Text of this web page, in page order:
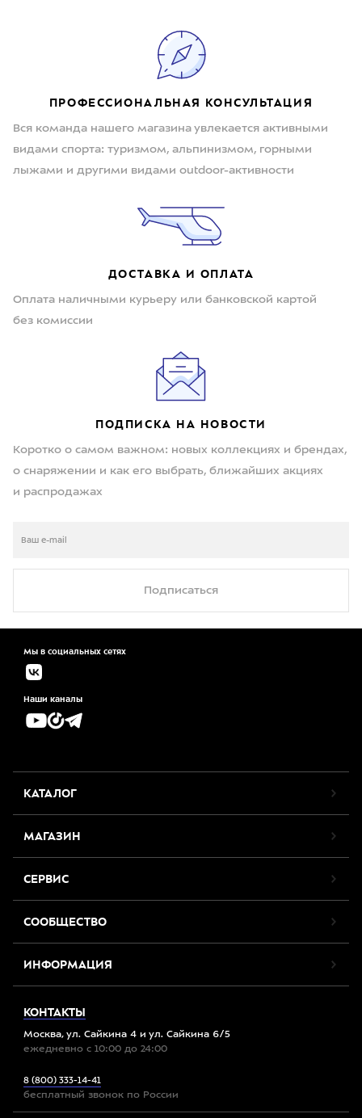
ПРОФЕССИОНАЛЬНАЯ КОНСУЛЬТАЦИЯ
Вся команда нашего магазина увлекается активными
видами спорта: туризмом, альпинизмом, горными
лыжами и другими видами outdoor-активности
ДОСТАВКА И ОПЛАТА
Оплата наличными курьеру или банковской картой
без комиссии
ПОДПИСКА НА НОВОСТИ
Коротко о самом важном: новых коллекциях и брендах,
о снаряжении и как его выбрать, ближайших акциях
и распродажах
Подписаться
Мы в социальных сетях
Наши каналы
КАТАЛОГ
МАГАЗИН
СЕРВИС
СООБЩЕСТВО
ИНФОРМАЦИЯ
КОНТАКТЫ
Москва, ул. Сайкина 4 и ул. Сайкина 6/5
ежедневно с 10:00 до 24:00
8 (800) 333-14-41
бесплатный звонок по России